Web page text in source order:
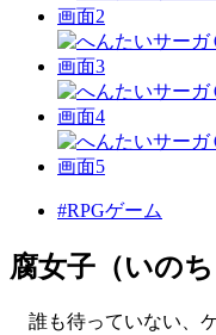
#RPGゲーム
腐女子（いの
誰も待っていない、